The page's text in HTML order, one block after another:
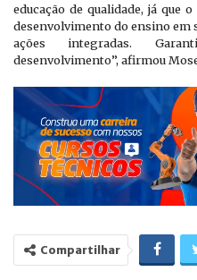
educação de qualidade, já que
desenvolvimento do ensino em
ações integradas.
desenvolvimento”, afirmou
Compartilhar